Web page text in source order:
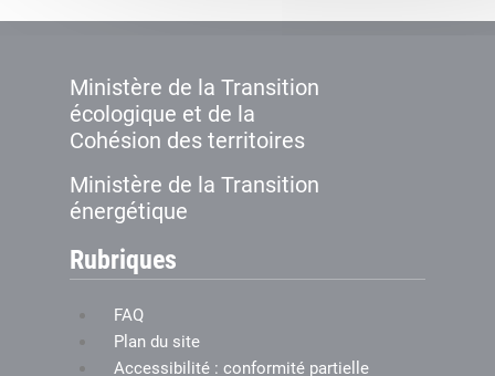
Ministère de la Transition
écologique et de la
Cohésion des territoires
Ministère de la Transition
énergétique
Rubriques
FAQ
Plan du site
Accessibilité : conformité partielle